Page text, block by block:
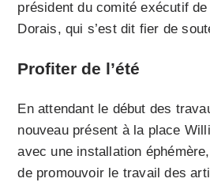
président du comité exécutif
Dorais, qui s’est dit fier de
Profiter de l’été
En attendant le début des
nouveau présent à la place
avec une installation
de promouvoir le travail des